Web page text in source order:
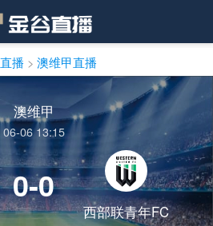
播 > 澳维甲直播
澳维甲
06-06 13:15
0-0
西部联青年FC